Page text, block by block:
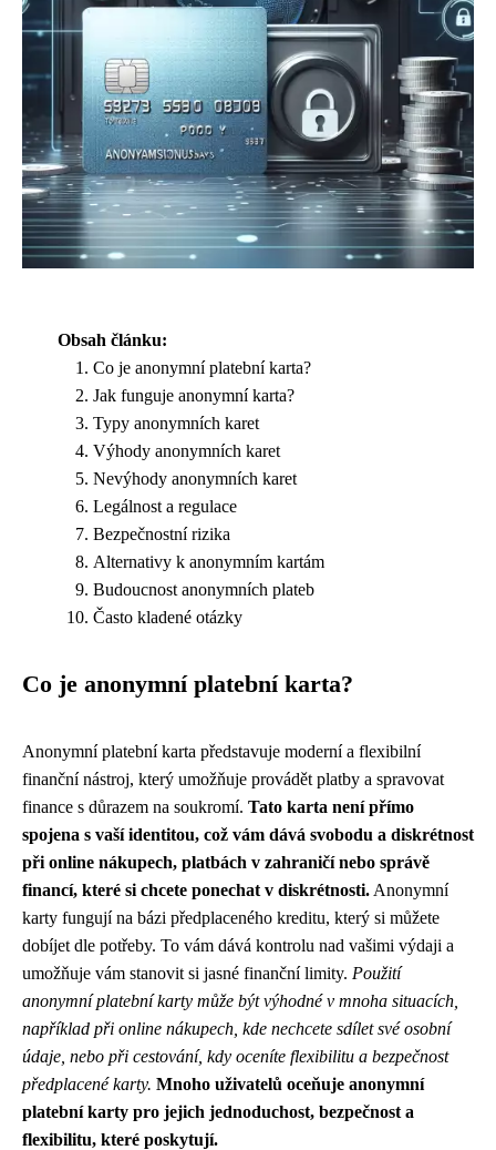
Obsah článku:
Co je anonymní platební karta?
Jak funguje anonymní karta?
Typy anonymních karet
Výhody anonymních karet
Nevýhody anonymních karet
Legálnost a regulace
Bezpečnostní rizika
Alternativy k anonymním kartám
Budoucnost anonymních plateb
Často kladené otázky
Co je anonymní platební karta?
Anonymní platební karta představuje moderní a flexibilní
finanční nástroj, který umožňuje provádět platby a spravovat
finance s důrazem na soukromí. Tato karta není přímo
spojena s vaší identitou, což vám dává svobodu a diskrétnost
při online nákupech, platbách v zahraničí nebo správě
financí, které si chcete ponechat v diskrétnosti. Anonymní
karty fungují na bázi předplaceného kreditu, který si můžete
dobíjet dle potřeby. To vám dává kontrolu nad vašimi výdaji a
umožňuje vám stanovit si jasné finanční limity. Použití
anonymní platební karty může být výhodné v mnoha situacích,
například při online nákupech, kde nechcete sdílet své osobní
údaje, nebo při cestování, kdy oceníte flexibilitu a bezpečnost
předplacené karty. Mnoho uživatelů oceňuje anonymní
platební karty pro jejich jednoduchost, bezpečnost a
flexibilitu, které poskytují.